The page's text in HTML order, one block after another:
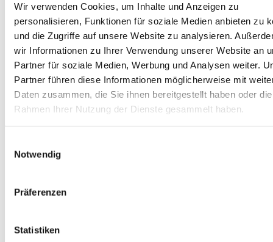
Wir verwenden Cookies, um Inhalte und Anzeigen zu
personalisieren, Funktionen für soziale Medien anbieten zu
und die Zugriffe auf unsere Website zu analysieren.
wir Informationen zu Ihrer Verwendung unserer Website an
Partner für soziale Medien, Werbung und Analysen weiter.
Partner führen diese Informationen möglicherweise mit
Daten zusammen, die Sie ihnen bereitgestellt haben oder
Rahmen Ihrer Nutzung der Dienste gesammelt haben.
Notwendig
Präferenzen
Statistiken
Erkennung des Abstellens & automatische
Zeitstellung.Zulassung: KBA-geprüft & StVO-konform.
Energieversorgung: Batteriebetrieb, 2 Jahre Laufzeit
(mindestens). Montage: Kleben an der Windschutzscheibe,
ohne Kabel. Bedienung: Automatisch, kein manuelles
Eingreifen nötig.Anzeige: Akkustand von innen ablesbar.
Farben & Optionen: Varianten (z. B. Blau, Schwarz)
wählbar.Nicht jede Parkscheibe ist erlaubt Im Internet findet
man häufig rosa Parkscheiben oder solche, die sich ständig
nachstellen. Diese Parkscheiben sind striktens verboten und
werden mit einem Bußgeld belegt. Auch das handschriftliche
Aufschreiben der Ankunftszeit auf ein Stück Papier ist nicht
besonders darauf, dass unsere Parkscheiben der StVO
entsprechen.